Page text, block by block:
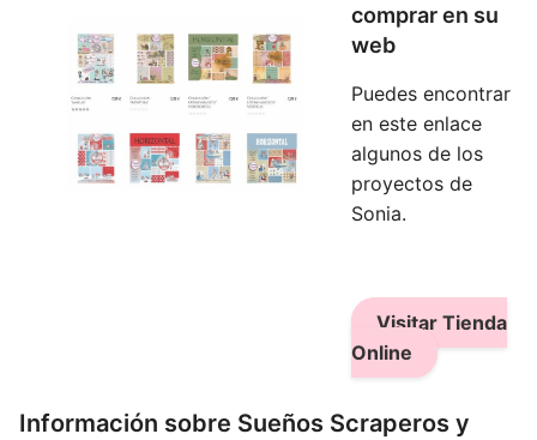
comprar en su
web
Puedes encontrar
en este enlace
algunos de los
proyectos de
Sonia.
Visitar Tienda
Online
Información sobre Sueños Scraperos y